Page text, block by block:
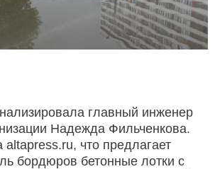
главный инженер
Надежда Фильченкова.
altapress.ru, что предлагает
бордюров бетонные лотки с